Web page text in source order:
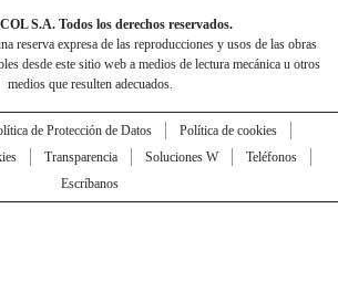
S.A. Todos los derechos reservados.
reserva expresa de las reproducciones y usos de las obras
desde este sitio web a medios de lectura mecánica u otros
medios que resulten adecuados.
de Protección de Datos
Política de cookies
Transparencia Soluciones W
Teléfonos
Escríbanos